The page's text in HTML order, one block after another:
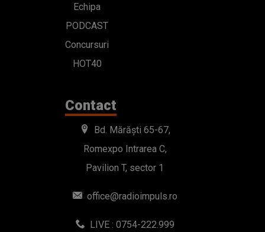
Echipa
PODCAST
Concursuri
HOT40
Contact
Bd. Mărăști 65-67,
Romexpo Intrarea C,
Pavilion T, sector 1
office@radioimpuls.ro
LIVE : 0754-222.999